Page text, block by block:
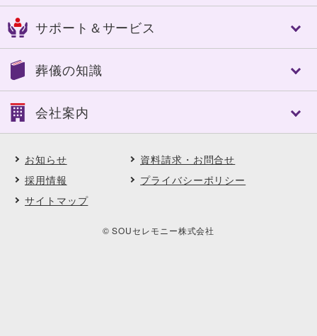
選べる葬送品・おもてなし
エンバーミング・湯灌
葬儀への想い
ご葬儀実例
四街道市
市原市
船橋市
茂原市
いすみ市
鴨川市
勝浦市
山武郡
木更津市
君津市
匝瑳市
柏市
野田市
認知症対策あんしんパック
家族葬
一般葬
一日葬
自宅葬
アスカの社葬
福祉の葬儀
ご葬儀実例
サポート＆サービス
事前相談のすすめ
アフターサポート
SOUセレモニーメンバーズ(互助会)
喪中はがき印刷サービス
契約企業・団体の葬儀割引サービス
ペット葬・ペット霊園
葬儀の知識
葬儀に必要な費用
ご葬儀後の対応と手続き
よくある質問
ご葬儀エピソード
顧客インタビュー
会社案内
会社概要・理念
沿革
直営式場
地域に根ざした取り組み
お知らせ
資料請求・お問合せ
採用情報
プライバシーポリシー
サイトマップ
© SOUセレモニー株式会社